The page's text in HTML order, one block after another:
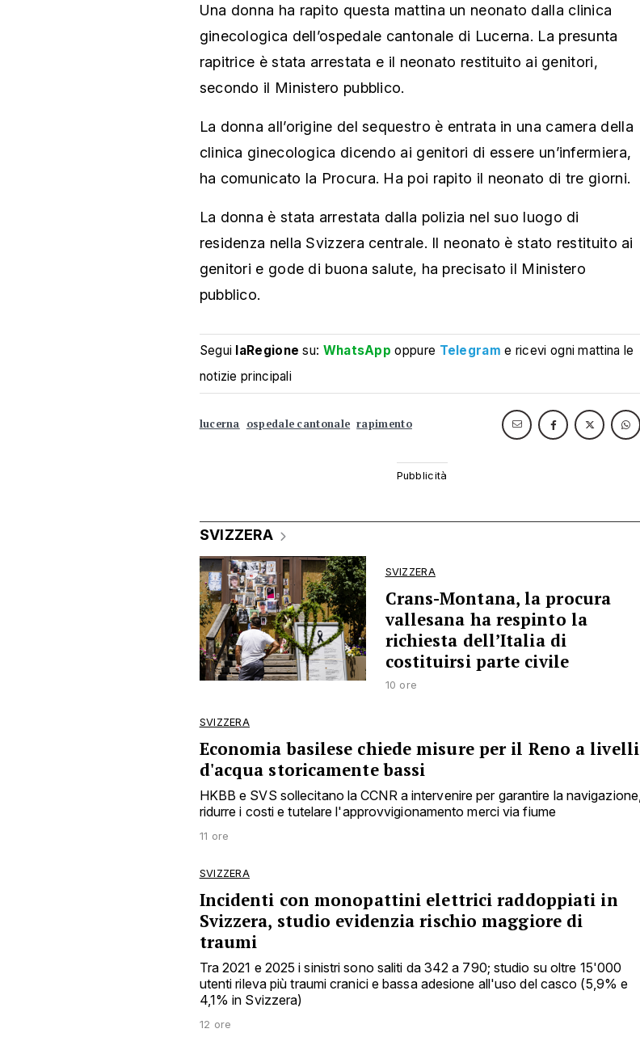
Una donna ha rapito questa mattina un neonato dalla clinica
ginecologica dell’ospedale cantonale di Lucerna. La presunta
rapitrice è stata arrestata e il neonato restituito ai genitori,
secondo il Ministero pubblico.
La donna all’origine del sequestro è entrata in una camera della
clinica ginecologica dicendo ai genitori di essere un’infermiera,
ha comunicato la Procura. Ha poi rapito il neonato di tre giorni.
La donna è stata arrestata dalla polizia nel suo luogo di
residenza nella Svizzera centrale. Il neonato è stato restituito ai
genitori e gode di buona salute, ha precisato il Ministero
pubblico.
Segui laRegione su: WhatsApp oppure Telegram e ricevi ogni mattina le
notizie principali
lucerna ospedale cantonale rapimento
SVIZZERA
SVIZZERA
Crans-Montana, la procura
vallesana ha respinto la
richiesta dell’Italia di
costituirsi parte civile
10 ore
SVIZZERA
Economia basilese chiede misure per il Reno a livelli
d'acqua storicamente bassi
HKBB e SVS sollecitano la CCNR a intervenire per garantire la navigazione,
ridurre i costi e tutelare l'approvvigionamento merci via fiume
11 ore
SVIZZERA
Incidenti con monopattini elettrici raddoppiati in
Svizzera, studio evidenzia rischio maggiore di
traumi
Tra 2021 e 2025 i sinistri sono saliti da 342 a 790; studio su oltre 15'000
utenti rileva più traumi cranici e bassa adesione all'uso del casco (5,9% e
4,1% in Svizzera)
12 ore